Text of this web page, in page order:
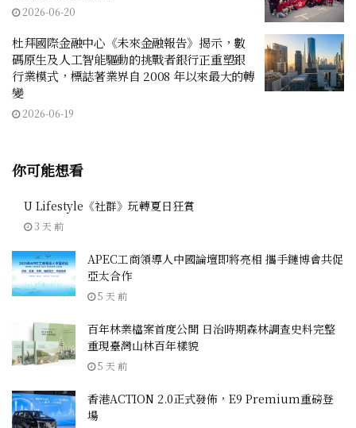
2026-06-20
杜拜國際金融中心《未來金融報告》揭示，數
碼原生及人工智能驅動的挑戰者銀行正重塑銀
行業模式，標誌著業界自 2008 年以來最大的轉
變
2026-06-19
你可能想看
U Lifestyle《社群》玩轉夏日狂賞
3 天 前
APEC工商領導人中國論壇即將亮相 攜手鏈博會共促
亞太合作
5 天 前
百年林業檔案首度公開 日治時期森林調查史料完整
重現臺灣山林百年樣貌
5 天 前
香港ACTION 2.0正式發佈，E9 Premium重磅登
場